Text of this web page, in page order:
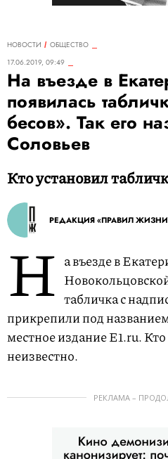
НОВОСТИ
ОБЩЕСТВО
17.06.2019, 09:49
На въезде в
появилась
бесов». Так его
Соловьев
Кто установил
РЕДАКЦИЯ «ПРАВИЛ
Н а въезде в
табличка с
прикрепили под
местное издание E1.ru.
неизвестно.
РЕКЛАМА –